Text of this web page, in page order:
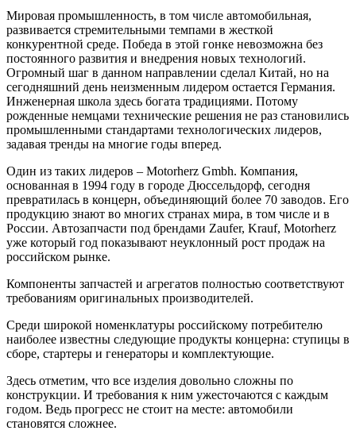
Мировая промышленность, в том числе автомобильная,
развивается стремительными темпами в жесткой
конкурентной среде. Победа в этой гонке невозможна без
постоянного развития и внедрения новых технологий.
Огромный шаг в данном направлении сделал Китай, но на
сегодняшний день неизменным лидером остается Германия.
Инженерная школа здесь богата традициями. Потому
рожденные немцами технические решения не раз становились
промышленными стандартами технологических лидеров,
задавая тренды на многие годы вперед.
Один из таких лидеров – Motorherz Gmbh. Компания,
основанная в 1994 году в городе Дюссельдорф, сегодня
превратилась в концерн, объединяющий более 70 заводов. Его
продукцию знают во многих странах мира, в том числе и в
России. Автозапчасти под брендами Zaufer, Krauf, Motorherz
уже который год показывают неуклонный рост продаж на
российском рынке.
Компоненты запчастей и агрегатов полностью соответствуют
требованиям оригинальных производителей.
Среди широкой номенклатуры российскому потребителю
наиболее известны следующие продукты концерна: ступицы в
сборе, стартеры и генераторы и комплектующие.
Здесь отметим, что все изделия довольно сложны по
конструкции. И требования к ним ужесточаются с каждым
годом. Ведь прогресс не стоит на месте: автомобили
становятся сложнее.